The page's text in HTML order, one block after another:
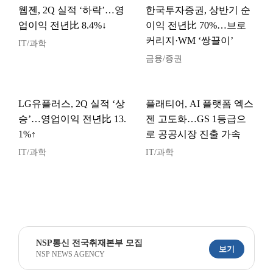
웹젠, 2Q 실적 ‘하락’…영
업이익 전년比 8.4%↓
IT/과학
한국투자증권, 상반기 순
이익 전년比 70%…브로
커리지·WM ‘쌍끌이’
금융/증권
LG유플러스, 2Q 실적 ‘상
승’…영업이익 전년比 13.
1%↑
IT/과학
플래티어, AI 플랫폼 엑스
젠 고도화…GS 1등급으
로 공공시장 진출 가속
IT/과학
NSP통신 전국취재본부 모집
NSP NEWS AGENCY
보기